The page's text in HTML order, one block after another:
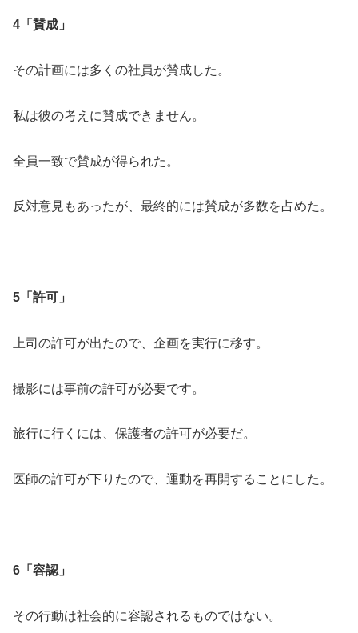
4「賛成」
その計画には多くの社員が賛成した。
私は彼の考えに賛成できません。
全員一致で賛成が得られた。
反対意見もあったが、最終的には賛成が多数を占めた。
5「許可」
上司の許可が出たので、企画を実行に移す。
撮影には事前の許可が必要です。
旅行に行くには、保護者の許可が必要だ。
医師の許可が下りたので、運動を再開することにした。
6「容認」
その行動は社会的に容認されるものではない。